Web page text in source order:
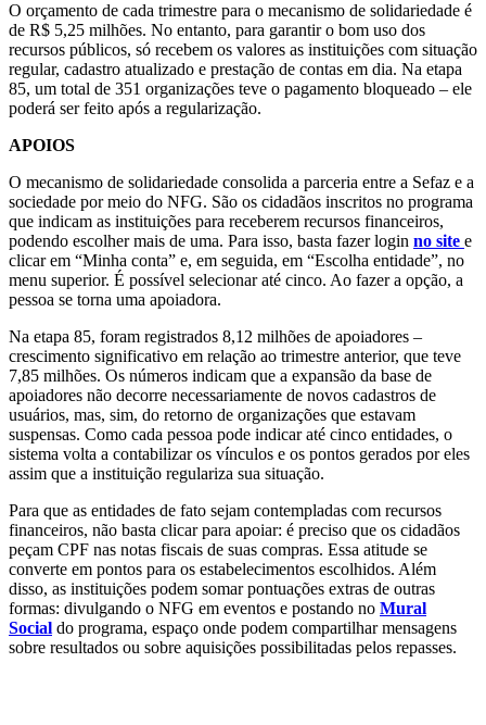
O orçamento de cada trimestre para o mecanismo de solidariedade é
de R$ 5,25 milhões. No entanto, para garantir o bom uso dos
recursos públicos, só recebem os valores as instituições com situação
regular, cadastro atualizado e prestação de contas em dia. Na etapa
85, um total de 351 organizações teve o pagamento bloqueado – ele
poderá ser feito após a regularização.
APOIOS
O mecanismo de solidariedade consolida a parceria entre a Sefaz e a
sociedade por meio do NFG. São os cidadãos inscritos no programa
que indicam as instituições para receberem recursos financeiros,
podendo escolher mais de uma. Para isso, basta fazer login no site e
clicar em “Minha conta” e, em seguida, em “Escolha entidade”, no
menu superior. É possível selecionar até cinco. Ao fazer a opção, a
pessoa se torna uma apoiadora.
Na etapa 85, foram registrados 8,12 milhões de apoiadores –
crescimento significativo em relação ao trimestre anterior, que teve
7,85 milhões. Os números indicam que a expansão da base de
apoiadores não decorre necessariamente de novos cadastros de
usuários, mas, sim, do retorno de organizações que estavam
suspensas. Como cada pessoa pode indicar até cinco entidades, o
sistema volta a contabilizar os vínculos e os pontos gerados por eles
assim que a instituição regulariza sua situação.
Para que as entidades de fato sejam contempladas com recursos
financeiros, não basta clicar para apoiar: é preciso que os cidadãos
peçam CPF nas notas fiscais de suas compras. Essa atitude se
converte em pontos para os estabelecimentos escolhidos. Além
disso, as instituições podem somar pontuações extras de outras
formas: divulgando o NFG em eventos e postando no Mural
Social do programa, espaço onde podem compartilhar mensagens
sobre resultados ou sobre aquisições possibilitadas pelos repasses.